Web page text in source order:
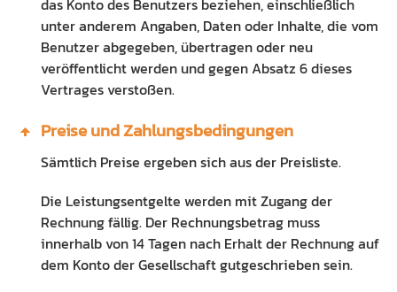
das Konto des Benutzers beziehen, einschließlich
unter anderem Angaben, Daten oder Inhalte, die vom
Benutzer abgegeben, übertragen oder neu
veröffentlicht werden und gegen Absatz 6 dieses
Vertrages verstoßen.
Preise und Zahlungsbedingungen
Sämtlich Preise ergeben sich aus der Preisliste.
Die Leistungsentgelte werden mit Zugang der
Rechnung fällig. Der Rechnungsbetrag muss
innerhalb von 14 Tagen nach Erhalt der Rechnung auf
dem Konto der Gesellschaft gutgeschrieben sein.